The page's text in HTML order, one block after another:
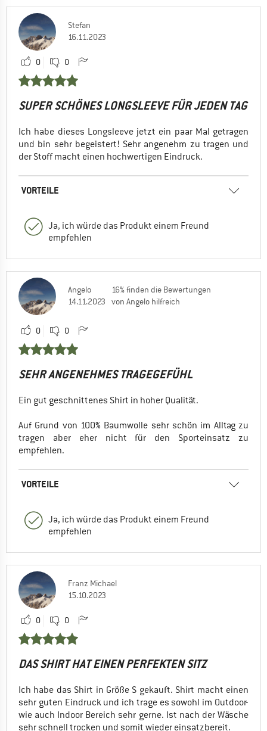
Stefan
16.11.2023
0 0
SUPER SCHÖNES LONGSLEEVE FÜR JEDEN TAG
Ich habe dieses Longsleeve jetzt ein paar Mal getragen
und bin sehr begeistert! Sehr angenehm zu tragen und
der Stoff macht einen hochwertigen Eindruck.
VORTEILE
Ja, ich würde das Produkt einem Freund
empfehlen
Angelo
14.11.2023
16% finden die Bewertungen
von Angelo hilfreich
0 0
SEHR ANGENEHMES TRAGEGEFÜHL
Ein gut geschnittenes Shirt in hoher Qualität.
Auf Grund von 100% Baumwolle sehr schön im Alltag zu
tragen aber eher nicht für den Sporteinsatz zu
empfehlen.
VORTEILE
Ja, ich würde das Produkt einem Freund
empfehlen
Franz Michael
15.10.2023
0 0
DAS SHIRT HAT EINEN PERFEKTEN SITZ
Ich habe das Shirt in Größe S gekauft. Shirt macht einen
sehr guten Eindruck und ich trage es sowohl im Outdoor-
wie auch Indoor Bereich sehr gerne. Ist nach der Wäsche
sehr schnell trocken und somit wieder einsatzbereit.